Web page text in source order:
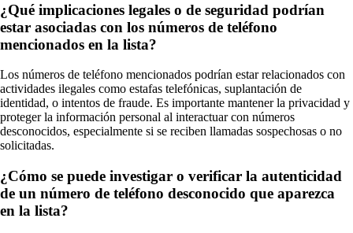
¿Qué implicaciones legales o de seguridad podrían
estar asociadas con los números de teléfono
mencionados en la lista?
Los números de teléfono mencionados podrían estar relacionados con
actividades ilegales como estafas telefónicas, suplantación de
identidad, o intentos de fraude. Es importante mantener la privacidad y
proteger la información personal al interactuar con números
desconocidos, especialmente si se reciben llamadas sospechosas o no
solicitadas.
¿Cómo se puede investigar o verificar la autenticidad
de un número de teléfono desconocido que aparezca
en la lista?